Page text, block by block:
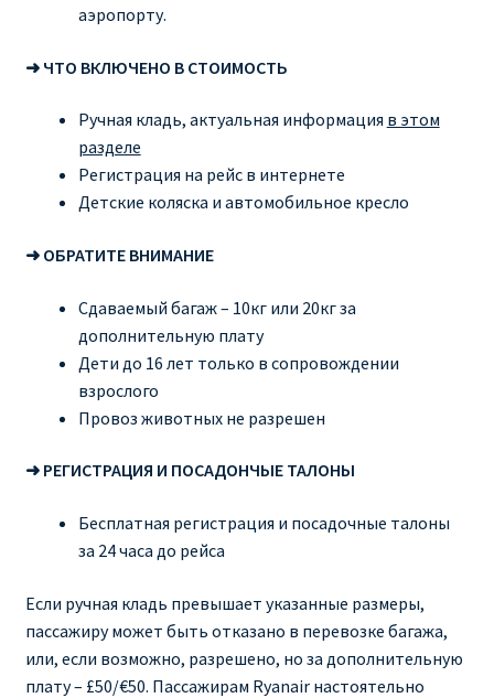
аэропорту.
➜ ЧТО ВКЛЮЧЕНО В СТОИМОСТЬ
Ручная кладь, актуальная информация в этом
разделе
Регистрация на рейс в интернете
Детские коляска и автомобильное кресло
➜ ОБРАТИТЕ ВНИМАНИЕ
Сдаваемый багаж – 10кг или 20кг за
дополнительную плату
Дети до 16 лет только в сопровождении
взрослого
Провоз животных не разрешен
➜ РЕГИСТРАЦИЯ И ПОСАДОНЧЫЕ ТАЛОНЫ
Бесплатная регистрация и посадочные талоны
за 24 часа до рейса
Если ручная кладь превышает указанные размеры,
пассажиру может быть отказано в перевозке багажа,
или, если возможно, разрешено, но за дополнительную
плату – £50/€50. Пассажирам Ryanair настоятельно